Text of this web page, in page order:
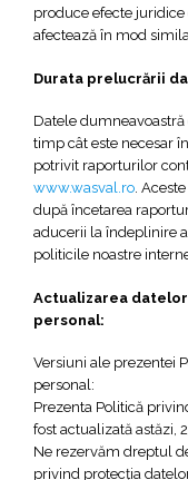
produce efecte juridice
afectează în mod
Durata prelucrării
Datele
timp cât este necesar
potrivit raporturilor
www.wasval.ro.
după încetarea
aducerii la îndeplinire
politicile noastre
Actualizarea
personal:
Versiuni ale prezentei
personal:
Prezenta Politică
fost actualizată astăzi,
Ne rezervăm dreptul
privind protecţia